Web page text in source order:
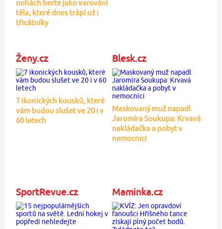
nohách berte jako varování
těla, které dnes trápí už i
třicátníky
Ženy.cz
7 ikonických kousků, které
vám budou slušet ve 20 i v
60 letech
Blesk.cz
Maskovaný muž napadl
Jaromíra Soukupa: Krvavá
nakládačka a pobyt v
nemocnici
SportRevue.cz Maminka.cz